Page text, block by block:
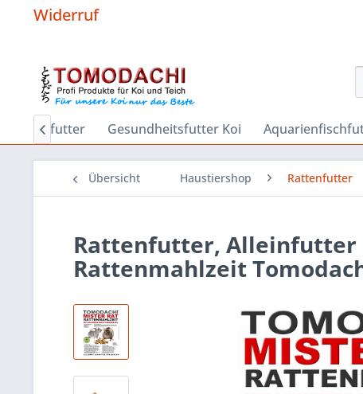
Widerruf
Sinkfutter Gesundheitsfutter Koi

Übersicht Haustiershop Rattenfutter
Rattenfutter, Alleinfutter
Rattenmahlzeit